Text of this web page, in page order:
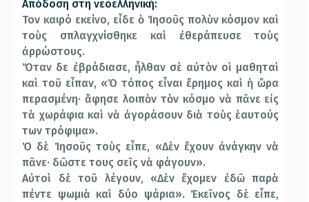
Απόδοση στη νεοελληνική:
Τον καιρό εκείνο, εἶδε ὁ Ἰησοῦς πολὺν κόσμον καὶ
τοὺς σπλαγχνίσθηκε καὶ ἐθεράπευσε τοὺς
ἀρρώστους.
Ὅταν δε ἐβράδιασε, ἦλθαν σὲ αὐτὸν οἱ μαθηταὶ
καὶ τοῦ εἶπαν, «Ὁ τόπος εἶναι ἔρημος καὶ ἡ ὥρα
περασμένη· ἄφησε λοιπὸν τὸν κόσμο νὰ πᾶνε εἰς
τὰ χωράφια καὶ νὰ ἀγοράσουν διὰ τοὺς ἑαυτούς
των τρόφιμα».
Ὁ δὲ Ἰησοῦς τοὺς εἶπε, «Δὲν ἔχουν ἀνάγκην νὰ
πᾶνε· δῶστε τους σεῖς νὰ φάγουν».
Αὐτοὶ δὲ τοῦ λέγουν, «Δὲν ἔχομεν ἐδῶ παρὰ
πέντε ψωμιὰ καὶ δύο ψάρια». Ἐκεῖνος δὲ εἶπε,